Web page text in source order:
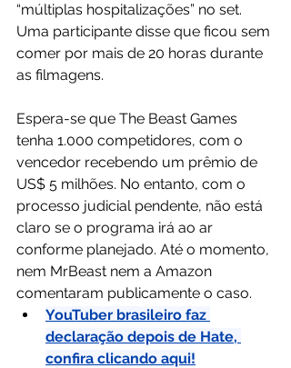
“múltiplas hospitalizações” no set.
Uma participante disse que ficou sem
comer por mais de 20 horas durante
as filmagens.
Espera-se que The Beast Games
tenha 1.000 competidores, com o
vencedor recebendo um prêmio de
US$ 5 milhões. No entanto, com o
processo judicial pendente, não está
claro se o programa irá ao ar
conforme planejado. Até o momento,
nem MrBeast nem a Amazon
comentaram publicamente o caso.
YouTuber brasileiro faz
declaração depois de Hate,
confira clicando aqui!